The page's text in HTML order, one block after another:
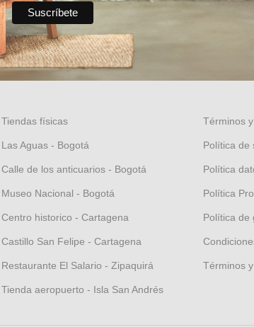
Tiendas físicas
Las Aguas - Bogotá
Calle de los anticuarios - Bogotá
Museo Nacional - Bogotá
Centro historico - Cartagena
Castillo San Felipe - Cartagena
Restaurante El Salario - Zipaquirá
Tienda aeropuerto - Isla San Andrés
Términos
Política de
Política
Política
Política de
Términos